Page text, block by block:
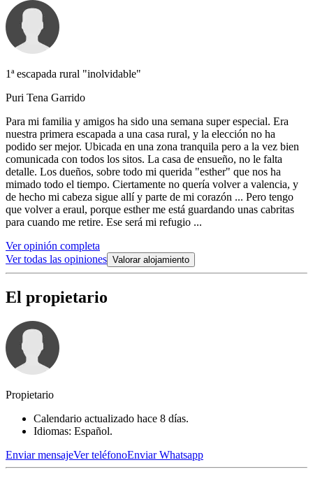
1ª escapada rural "inolvidable"
Puri Tena Garrido
Para mi familia y amigos ha sido una semana super especial. Era
nuestra primera escapada a una casa rural, y la elección no ha
podido ser mejor. Ubicada en una zona tranquila pero a la vez bien
comunicada con todos los sitos. La casa de ensueño, no le falta
detalle. Los dueños, sobre todo mi querida "esther" que nos ha
mimado todo el tiempo. Ciertamente no quería volver a valencia, y
de hecho mi cabeza sigue allí y parte de mi corazón ... Pero tengo
que volver a eraul, porque esther me está guardando unas cabritas
para cuando me retire. Ese será mi refugio ...
Ver opinión completa
Ver todas las opiniones Valorar alojamiento
El propietario
Propietario
Calendario actualizado hace 8 días.
Idiomas: Español.
Enviar mensajeVer teléfonoEnviar Whatsapp